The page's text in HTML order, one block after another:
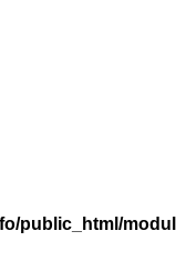
public_html/